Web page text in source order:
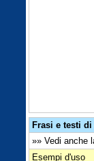
Frasi e testi
»» Vedi anche
Esempi d'uso